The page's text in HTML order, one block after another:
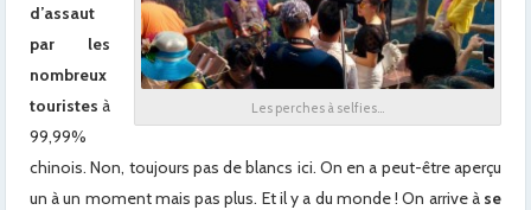
Les perches à selfies…
d’assaut
par les
nombreux
touristes à
99,99%
chinois. Non, toujours pas de blancs ici. On en a peut-être aperçu
un à un moment mais pas plus. Et il y a du monde ! On arrive à se